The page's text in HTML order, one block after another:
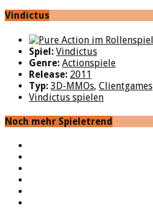
Vindictus
Spiel: Vindictus
Genre: Actionspiele
Release: 2011
Typ: 3D-MMOs, Clientgames
Vindictus spielen
Noch mehr Spieletrend